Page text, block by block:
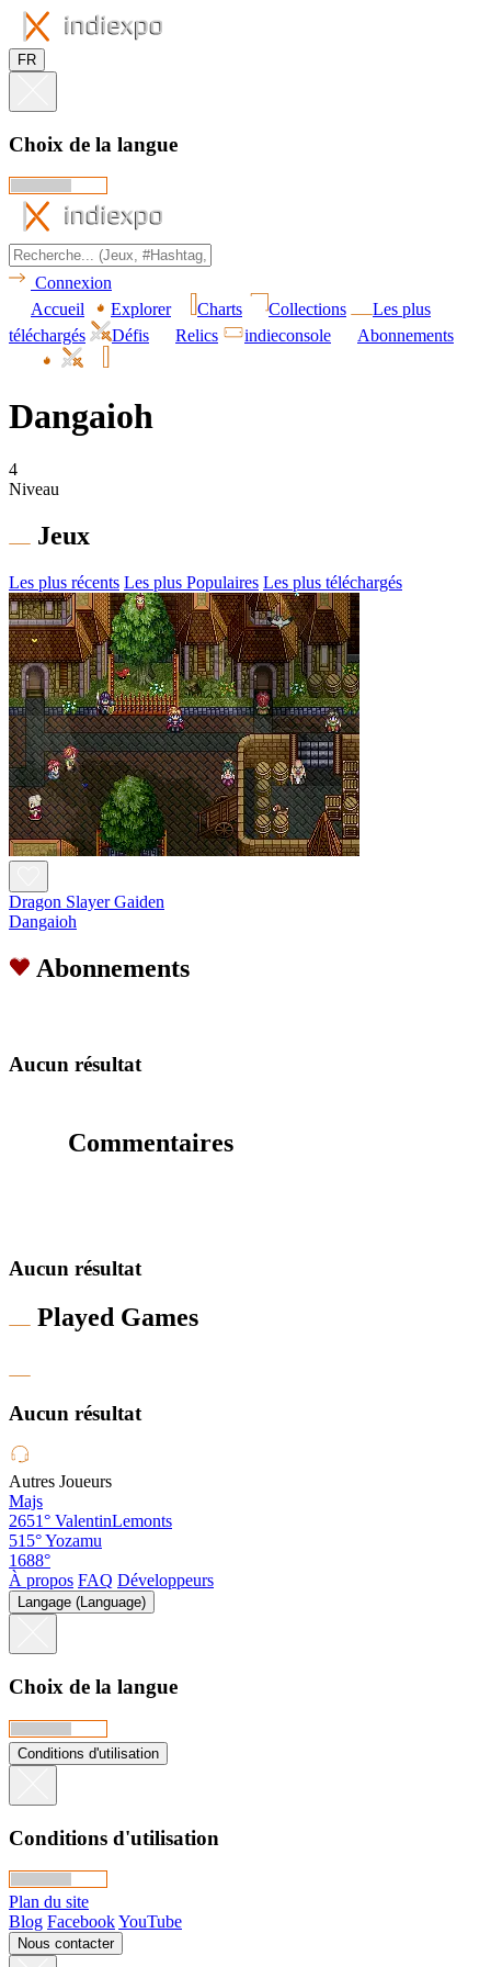
FR
Choix de la langue
Connexion
Accueil
Explorer Charts Collections
Les plus
téléchargés
Défis Relics indieconsole Abonnements
Dangaioh
4
Niveau
Jeux
Les plus récents Les plus Populaires Les plus téléchargés
Dragon Slayer Gaiden
Dangaioh
Abonnements
Aucun résultat
Commentaires
Aucun résultat
Played Games
Aucun résultat
Autres Joueurs
Majs
2651° ValentinLemonts
515°Yozamu
1688°
À propos FAQ Développeurs
Langage (Language)
Choix de la langue
Conditions d'utilisation
Conditions d'utilisation
Plan du site
Blog FacebookYouTube
Nous contacter